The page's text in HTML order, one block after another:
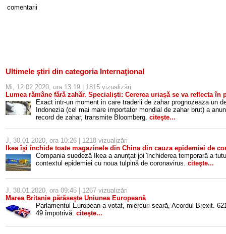
comentarii
Ultimele ştiri din categoria Internaţional
Mi, 12.02.2020, ora 13:19 | 1815 vizualizări
Lumea rămâne fără zahăr. Specialiști: Cererea uriaşă se va reflecta în
Exact intr-un moment in care traderii de zahar prognozeaza un
Indonezia (cel mai mare importator mondial de zahar brut) a
record de zahar, transmite Bloomberg. citeşte...
J, 30.01.2020, ora 10:26 | 1218 vizualizări
Ikea îşi închide toate magazinele din China din cauza epidemiei de
Compania suedeză Ikea a anunţat joi închiderea temporară a
contextul epidemiei cu noua tulpină de coronavirus. citeşte...
J, 30.01.2020, ora 09:45 | 1267 vizualizări
Marea Britanie părăseşte Uniunea Europeană
Parlamentul European a votat, miercuri seară, Acordul Brexit.
49 împotrivă. citeşte...